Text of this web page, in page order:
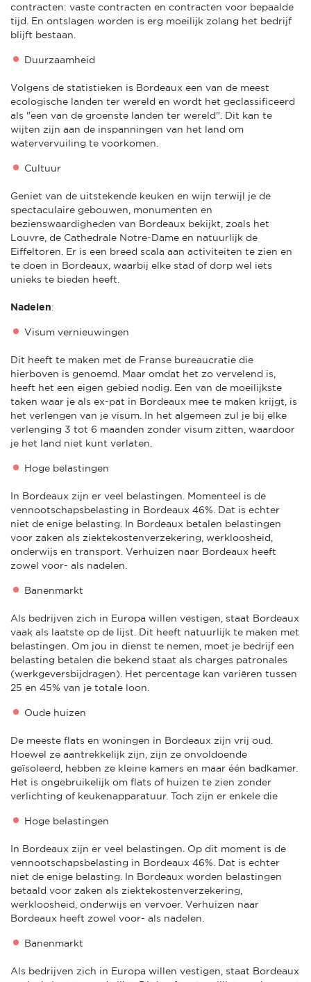
contracten: vaste contracten en contracten voor bepaalde
tijd. En ontslagen worden is erg moeilijk zolang het bedrijf
blijft bestaan.
Duurzaamheid
Volgens de statistieken is Bordeaux een van de meest
ecologische landen ter wereld en wordt het geclassificeerd
als "een van de groenste landen ter wereld". Dit kan te
wijten zijn aan de inspanningen van het land om
watervervuiling te voorkomen.
Cultuur
Geniet van de uitstekende keuken en wijn terwijl je de
spectaculaire gebouwen, monumenten en
bezienswaardigheden van Bordeaux bekijkt, zoals het
Louvre, de Cathedrale Notre-Dame en natuurlijk de
Eiffeltoren. Er is een breed scala aan activiteiten te zien en
te doen in Bordeaux, waarbij elke stad of dorp wel iets
unieks te bieden heeft.
Nadelen:
Visum vernieuwingen
Dit heeft te maken met de Franse bureaucratie die
hierboven is genoemd. Maar omdat het zo vervelend is,
heeft het een eigen gebied nodig. Een van de moeilijkste
taken waar je als ex-pat in Bordeaux mee te maken krijgt, is
het verlengen van je visum. In het algemeen zul je bij elke
verlenging 3 tot 6 maanden zonder visum zitten, waardoor
je het land niet kunt verlaten.
Hoge belastingen
In Bordeaux zijn er veel belastingen. Momenteel is de
vennootschapsbelasting in Bordeaux 46%. Dat is echter
niet de enige belasting. In Bordeaux betalen belastingen
voor zaken als ziektekostenverzekering, werkloosheid,
onderwijs en transport. Verhuizen naar Bordeaux heeft
zowel voor- als nadelen.
Banenmarkt
Als bedrijven zich in Europa willen vestigen, staat Bordeaux
vaak als laatste op de lijst. Dit heeft natuurlijk te maken met
belastingen. Om jou in dienst te nemen, moet je bedrijf een
belasting betalen die bekend staat als charges patronales
(werkgeversbijdragen). Het percentage kan variëren tussen
25 en 45% van je totale loon.
Oude huizen
De meeste flats en woningen in Bordeaux zijn vrij oud.
Hoewel ze aantrekkelijk zijn, zijn ze onvoldoende
geïsoleerd, hebben ze kleine kamers en maar één badkamer.
Het is ongebruikelijk om flats of huizen te zien zonder
verlichting of keukenapparatuur. Toch zijn er enkele die
Hoge belastingen
In Bordeaux zijn er veel belastingen. Op dit moment is de
vennootschapsbelasting in Bordeaux 46%. Dat is echter
niet de enige belasting. In Bordeaux worden belastingen
betaald voor zaken als ziektekostenverzekering,
werkloosheid, onderwijs en vervoer. Verhuizen naar
Bordeaux heeft zowel voor- als nadelen.
Banenmarkt
Als bedrijven zich in Europa willen vestigen, staat Bordeaux